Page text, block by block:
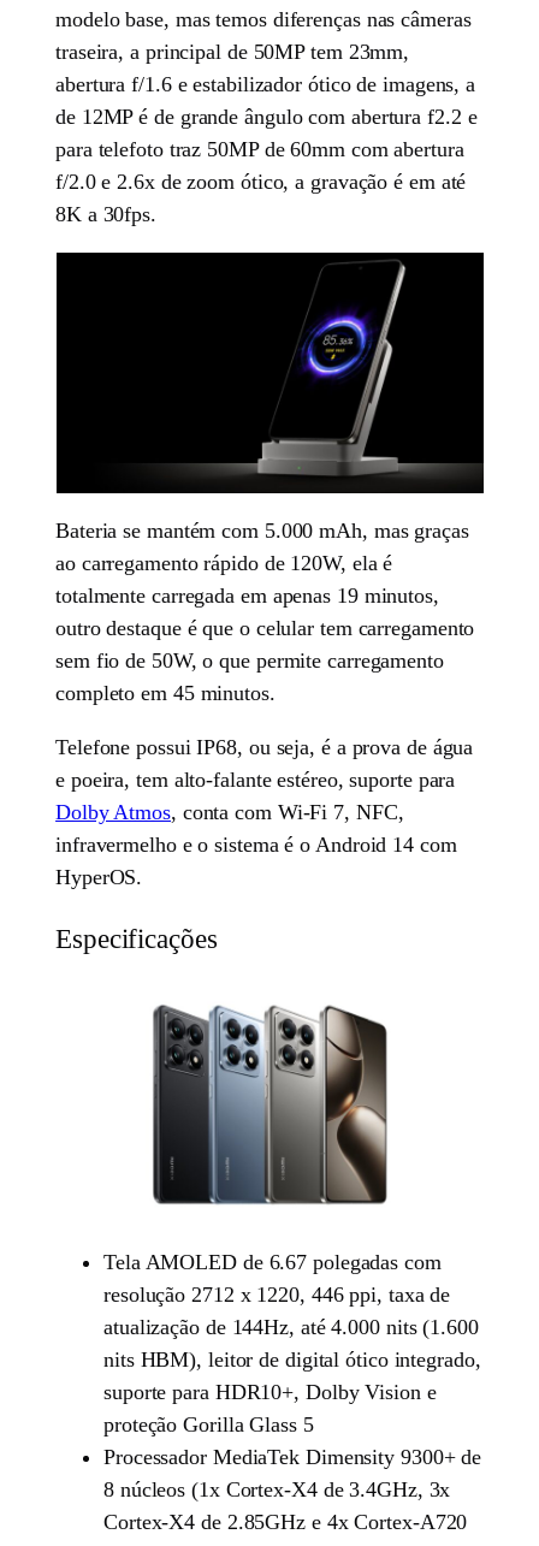
modelo base, mas temos diferenças nas câmeras
traseira, a principal de 50MP tem 23mm,
abertura f/1.6 e estabilizador ótico de imagens, a
de 12MP é de grande ângulo com abertura f2.2 e
para telefoto traz 50MP de 60mm com abertura
f/2.0 e 2.6x de zoom ótico, a gravação é em até
8K a 30fps.
Bateria se mantém com 5.000 mAh, mas graças
ao carregamento rápido de 120W, ela é
totalmente carregada em apenas 19 minutos,
outro destaque é que o celular tem carregamento
sem fio de 50W, o que permite carregamento
completo em 45 minutos.
Telefone possui IP68, ou seja, é a prova de água
e poeira, tem alto-falante estéreo, suporte para
Dolby Atmos, conta com Wi-Fi 7, NFC,
infravermelho e o sistema é o Android 14 com
HyperOS.
Especificações
Tela AMOLED de 6.67 polegadas com
resolução 2712 x 1220, 446 ppi, taxa de
atualização de 144Hz, até 4.000 nits (1.600
nits HBM), leitor de digital ótico integrado,
suporte para HDR10+, Dolby Vision e
proteção Gorilla Glass 5
Processador MediaTek Dimensity 9300+ de
8 núcleos (1x Cortex-X4 de 3.4GHz, 3x
Cortex-X4 de 2.85GHz e 4x Cortex-A720